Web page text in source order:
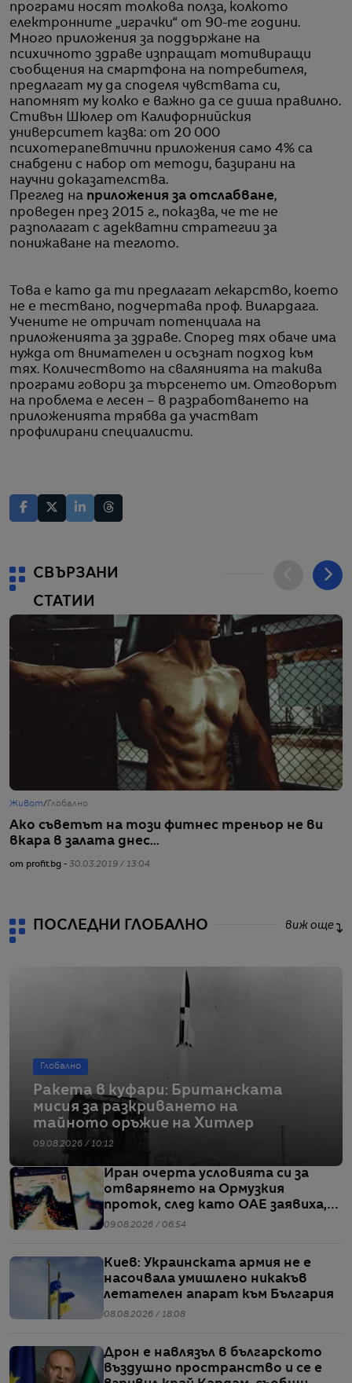
програми носят толкова полза, колкото
електронните „играчки“ от 90-те години.
Много приложения за поддържане на
психичното здраве изпращат мотивиращи
съобщения на смартфона на потребителя,
предлагат му да споделя чувствата си,
напомнят му колко е важно да се диша правилно.
Стивън Шюлер от Калифорнийския
университет казва: от 20 000
психотерапевтични приложения само 4% са
снабдени с набор от методи, базирани на
научни доказателства.
Преглед на приложения за отслабване,
проведен през 2015 г., показва, че те не
разполагат с адекватни стратегии за
понижаване на теглото.
Това е като да ти предлагат лекарство, което
не е тествано, подчертава проф. Вилардага.
Учените не отричат потенциала на
приложенията за здраве. Според тях обаче има
нужда от внимателен и осъзнат подход към
тях. Количеството на свалянията на такива
програми говори за търсенето им. Отговорът
на проблема е лесен – в разработването на
приложенията трябва да участват
профилирани специалисти.
СВЪРЗАНИ
СТАТИИ
Живот/ Глобално
Ако съветът на този фитнес треньор не ви
вкара в залата днес...
от profit.bg - 30.03.2019 / 13:04
ПОСЛЕДНИ ГЛОБАЛНО виж още
Глобално
Ракета в куфари: Британската
мисия за разкриването на
тайното оръжие на Хитлер
09.08.2026 / 10:12
Иран очерта условията си за
отварянето на Ормузкия
проток, след като ОАЕ заявиха,
че един от корабите им е бил
09.08.2026 / 06:54
Киев: Украинската армия не е
насочвала умишлено никакъв
летателен апарат към България
08.08.2026 / 18:08
Дрон е навлязъл в българското
въздушно пространство и се е